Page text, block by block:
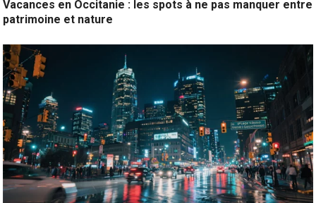
Vacances en Occitanie : les spots à ne pas manquer entre
patrimoine et nature